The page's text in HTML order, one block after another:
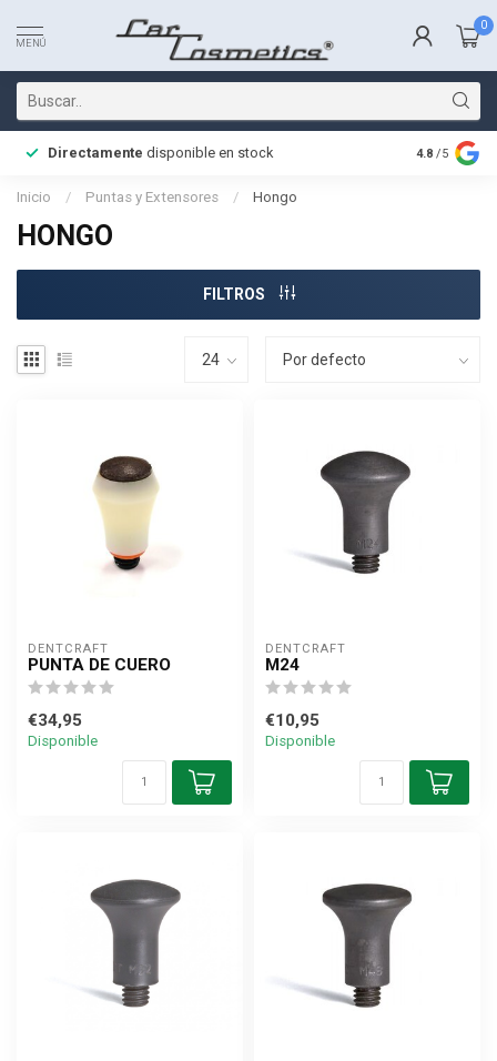
MENÚ
0
Directamente disponible en stock Entrega
4.8 /5
Inicio / Puntas y Extensores / Hongo
HONGO
FILTROS
DENTCRAFT
PUNTA DE CUERO
€34,95
Disponible
DENTCRAFT
M24
€10,95
Disponible